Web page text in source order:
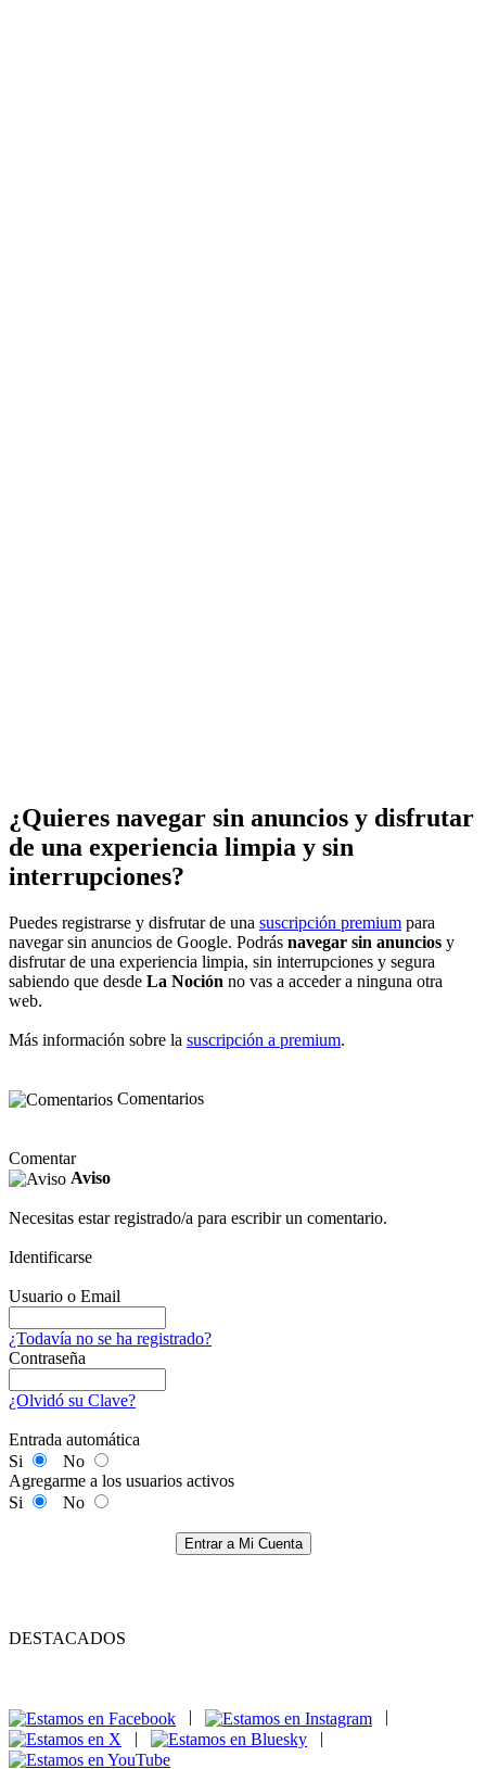
¿Quieres navegar sin anuncios y disfrutar
de una experiencia limpia y sin
interrupciones?
Puedes registrarse y disfrutar de una suscripción premium para
navegar sin anuncios de Google. Podrás navegar sin anuncios y
disfrutar de una experiencia limpia, sin interrupciones y segura
sabiendo que desde La Noción no vas a acceder a ninguna otra
web.
Más información sobre la suscripción a premium.
Comentarios
Comentar
Aviso
Necesitas estar registrado/a para escribir un comentario.
Identificarse
Usuario o Email
¿Todavía no se ha registrado?
Contraseña
¿Olvidó su Clave?
Entrada automática
Si
No
Agregarme a los usuarios activos
Si
No
Entrar a Mi Cuenta
DESTACADOS
|
|